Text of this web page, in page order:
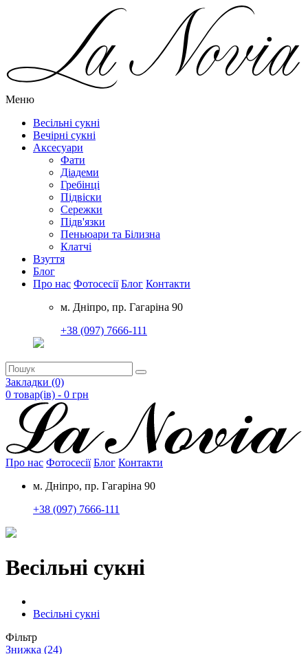
Меню
Весільні сукні
Вечірні сукні
Аксесуари
Фати
Діадеми
Гребінці
Підвіски
Сережки
Підв'язки
Пеньюари та Білизна
Клатчі
Взуття
Блог
Про нас Фотосесії Блог Контакти
м. Дніпро, пр. Гагаріна 90
+38 (097) 7666-111
Закладки (0)
0 товар(ів) - 0 грн
Про нас Фотосесії Блог Контакти
м. Дніпро, пр. Гагаріна 90
+38 (097) 7666-111
Весільні сукні
Весільні сукні
Фільтр
Знижка (24)